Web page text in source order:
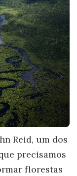
Reid, um dos
precisamos
florestas